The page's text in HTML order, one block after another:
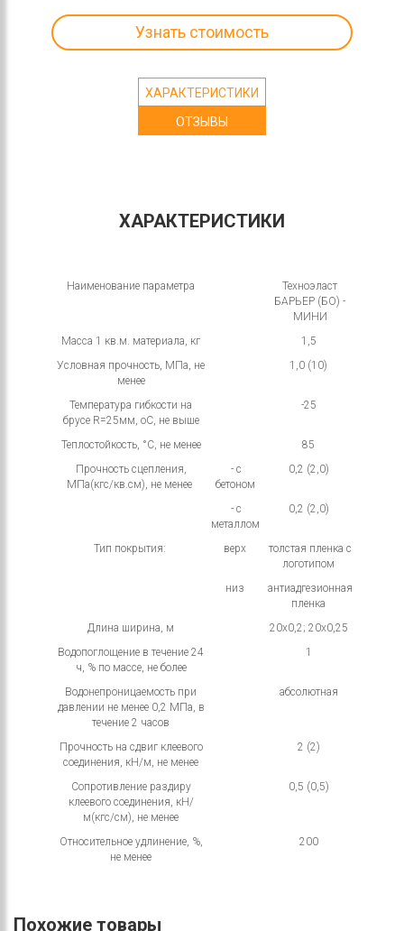
Узнать стоимость
ХАРАКТЕРИСТИКИ
ОТЗЫВЫ
ХАРАКТЕРИСТИКИ
Наименование параметра
Техноэласт
БАРЬЕР (БО) -
МИНИ
Масса 1 кв.м. материала, кг
1,5
Условная прочность, МПа, не
менее
1,0 (10)
Температура гибкости на
брусе R=25мм, оС, не выше
-25
Теплостойкость, °С, не менее
85
Прочность сцепления,
МПа(кгс/кв.см), не менее
- с
бетоном
0,2 (2,0)
- с
металлом
0,2 (2,0)
Тип покрытия: верх
толстая пленка с
логотипом
низ
антиадгезионная
пленка
Длина ширина, м
20х0,2; 20х0,25
Водопоглощение в течение 24
ч, % по массе, не более
1
Водонепроницаемость при
давлении не менее 0,2 МПа, в
течение 2 часов
абсолютная
Прочность на сдвиг клеевого
соединения, кН/м, не менее
2 (2)
Сопротивление раздиру
клеевого соединения, кН/
м(кгс/см), не менее
0,5 (0,5)
Относительное удлинение, %,
не менее
200
Похожие товары